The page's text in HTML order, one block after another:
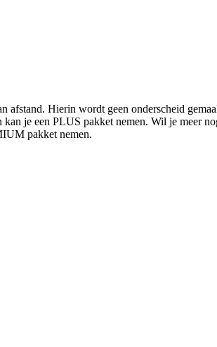
Hierin wordt geen onderscheid
je een PLUS pakket nemen. Wil je meer
pakket nemen.